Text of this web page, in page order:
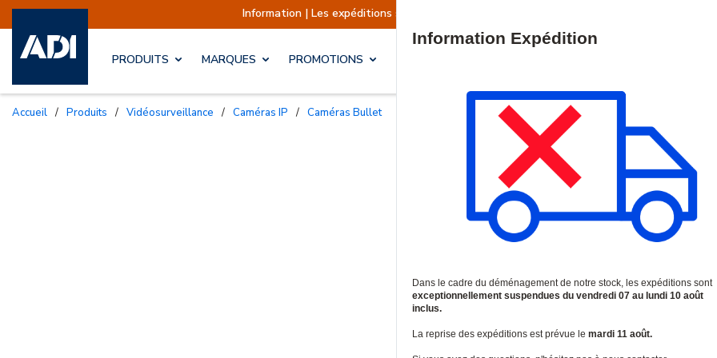
Information | Les expéditions sont actuellement suspendues Reprise prévue le mardi
PRODUITS MARQUES PROMOTIONS
Accueil / Produits / Vidéosurveillance / Caméras IP / Caméras Bullet